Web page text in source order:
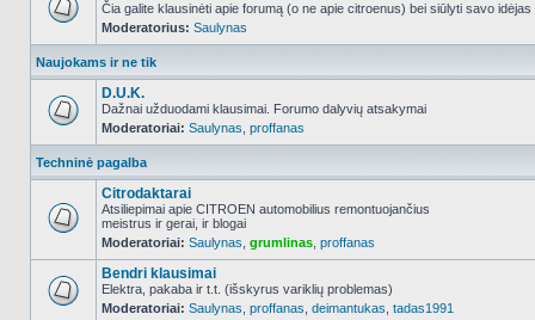
NO_UNREAD_POSTS
Čia galite klausinėti apie forumą (o ne apie citroenus) bei siūlyti savo
Moderatorius: Saulynas
Naujokams ir ne tik
NO_UNREAD_POSTS
D.U.K.
Dažnai užduodami klausimai. Forumo dalyvių atsakymai
Moderatoriai: Saulynas proffanas
Techninė pagalba
NO_UNREAD_POSTS
Citrodaktarai
Atsiliepimai apie CITROEN automobilius remontuojančius
meistrus ir gerai, ir blogai
Moderatoriai: Saulynas grumlinas proffanas
NO_UNREAD_POSTS
Bendri klausimai
Elektra, pakaba ir t.t. (išskyrus variklių problemas)
Moderatoriai: Saulynas proffanas deimantukas tadas1991